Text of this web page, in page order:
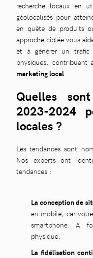
recherche locaux en
géolocalisés pour
en quête de produits
approche ciblée vous
et à générer un trafic
physiques, contribuant
marketing local.
Quelles
2023-2024
locales ?
Les tendances sont
Nos experts ont
tendances :
La conception de
en mobile, car
smartphone. A
physique.
La fidélisation